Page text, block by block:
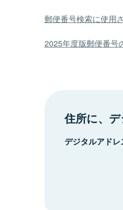
郵便番号検索に使用
2025年度版郵便番号
住所に、デ
デジタルアドレ